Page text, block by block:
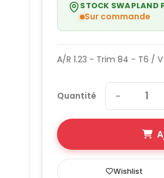
STOCK SWAPLAND
Sur commande
A/R 1.23 - Trim 84 - T6 /
Quantité −
Wishlist